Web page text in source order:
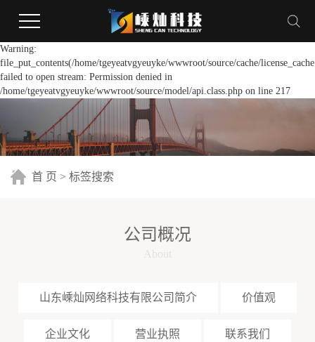
Warning:
file_put_contents(/home/tgeyeatvgyeuyke/wwwroot/source/cache/
failed to open stream: Permission denied in
/home/tgeyeatvgyeuyke/wwwroot/source/model/api.class.php on line 217
首 页 > 标签搜索
公司概况
山东嵊灿网络科技有限公司简介 价值观
企业文化 营业执照 联系我们